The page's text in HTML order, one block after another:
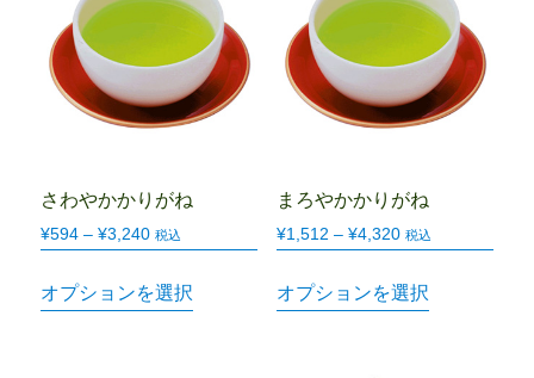
さわやかかりがね
¥594 –¥3,240 税込
オプションを選択
まろやかかりがね
¥1,512 – ¥4,320 税込
オプションを選択